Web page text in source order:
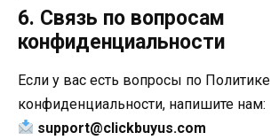
6. Связь по вопросам
конфиденциальности
Если у вас есть вопросы по Политике
конфиденциальности, напишите нам:
support@clickbuyus.com